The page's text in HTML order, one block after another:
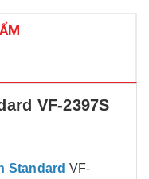
VF-2397S
Standard VF-